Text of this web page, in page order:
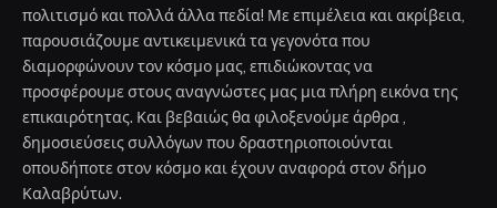
πολιτισμό και πολλά άλλα πεδία! Με επιμέλεια και ακρίβεια,
παρουσιάζουμε αντικειμενικά τα γεγονότα που
διαμορφώνουν τον κόσμο μας, επιδιώκοντας να
προσφέρουμε στους αναγνώστες μας μια πλήρη εικόνα της
επικαιρότητας. Και βεβαιώς θα φιλοξενούμε άρθρα ,
δημοσιεύσεις συλλόγων που δραστηριοποιούνται
οπουδήποτε στον κόσμο και έχουν αναφορά στον δήμο
Καλαβρύτων.